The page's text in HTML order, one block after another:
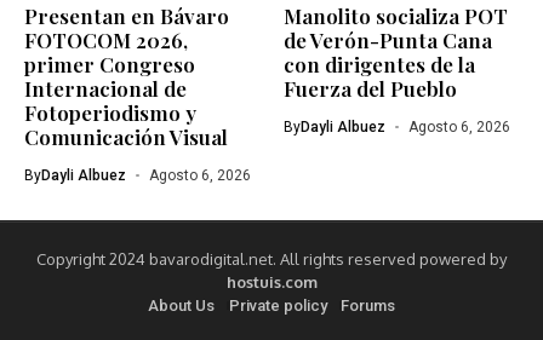
Presentan en Bávaro
FOTOCOM 2026,
primer Congreso
Internacional de
Fotoperiodismo y
Comunicación Visual
ByDayli Albuez Agosto 6, 2026
Manolito socializa POT
de Verón-Punta Cana
con dirigentes de la
Fuerza del Pueblo
ByDayli Albuez Agosto 6, 2026
Copyright 2024 bavarodigital.net. All rights reserved powered by
hostuis.com
About Us Private policy Forums